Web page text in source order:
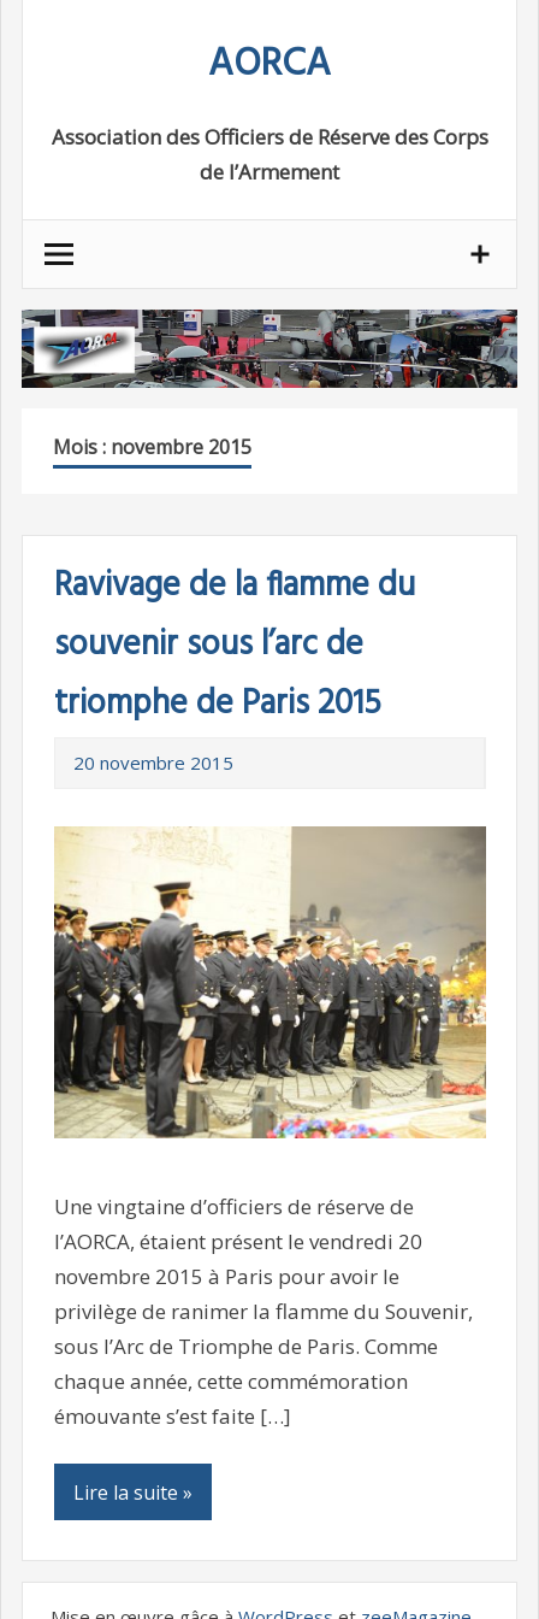
AORCA
Association des Officiers de Réserve des Corps
de l’Armement
Mois : novembre 2015
Ravivage de la flamme du
souvenir sous l’arc de
triomphe de Paris 2015
20 novembre 2015
Une vingtaine d’officiers de réserve de
l’AORCA, étaient présent le vendredi 20
novembre 2015 à Paris pour avoir le
privilège de ranimer la flamme du Souvenir,
sous l’Arc de Triomphe de Paris. Comme
chaque année, cette commémoration
émouvante s’est faite […]
Lire la suite »